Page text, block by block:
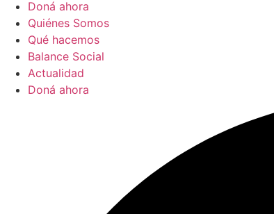
Doná ahora
Quiénes Somos
Qué hacemos
Balance Social
Actualidad
Doná ahora